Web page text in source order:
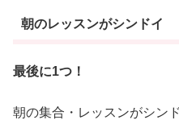
朝のレッスンがシンドイ
最後に1つ！
朝の集合・レッスンがシン